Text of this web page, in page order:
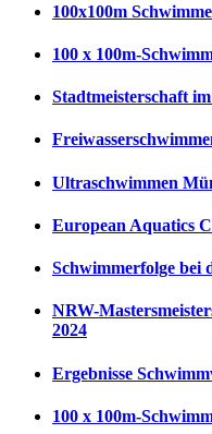
100x100m
100 x 100m-
Stadtmeisterschaft
Ultraschwimmen
European Aquatics
Schwimmerfolge bei
NRW-
2024
Ergebnisse
100 x 100m-